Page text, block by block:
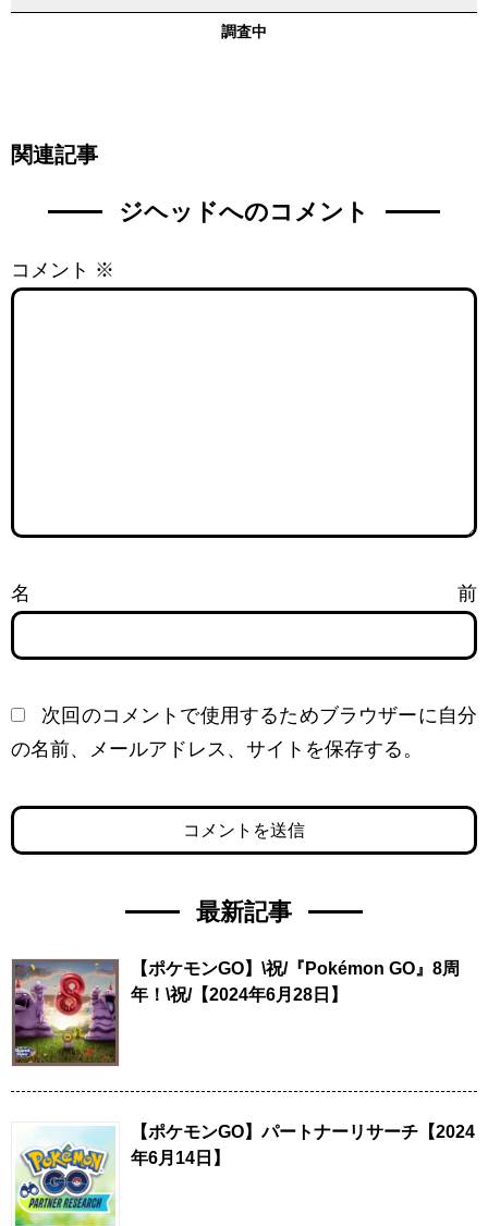
調査中
関連記事
ジヘッドへのコメント
コメント ※
名前
次回のコメントで使用するためブラウザーに自分
の名前、メールアドレス、サイトを保存する。
最新記事
【ポケモンGO】\祝/『Pokémon GO』8周
年！\祝/【2024年6月28日】
【ポケモンGO】パートナーリサーチ【2024
年6月14日】